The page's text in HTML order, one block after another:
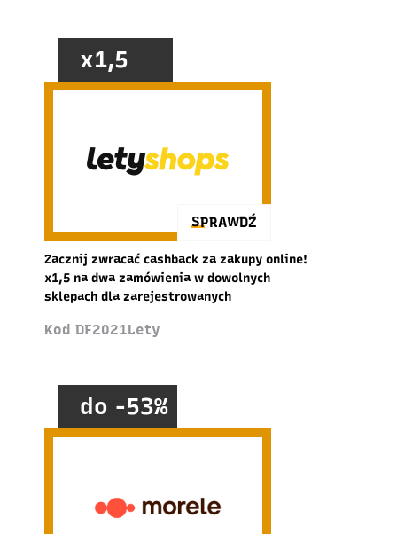
x1,5
SPRAWDŹ
Zacznij zwracać cashback za zakupy online!
x1,5 na dwa zamówienia w dowolnych
sklepach dla zarejestrowanych
Kod DF2021Lety
do -53%